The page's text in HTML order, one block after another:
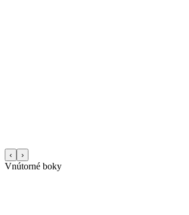
‹ ›
Vnútorné boky